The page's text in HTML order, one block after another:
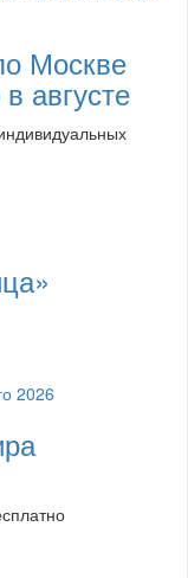
Москве
августе